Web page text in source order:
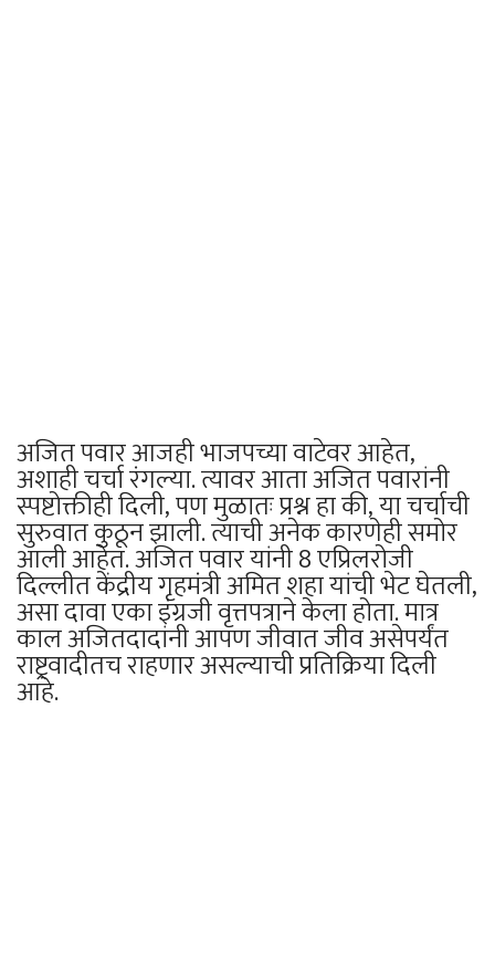
अजित पवार आजही भाजपच्या वाटेवर आहेत,
अशाही चर्चा रंगल्या. त्यावर आता अजित पवारांनी
स्पष्टोक्तीही दिली, पण मुळातः प्रश्न हा की, या चर्चाची
सुरुवात कुठून झाली. त्याची अनेक कारणेही समोर
आली आहेत. अजित पवार यांनी 8 एप्रिलरोजी
दिल्लीत केंद्रीय गृहमंत्री अमित शहा यांची भेट घेतली,
असा दावा एका इंग्रजी वृत्तपत्राने केला होता. मात्र
काल अजितदादांनी आपण जीवात जीव असेपर्यंत
राष्ट्रवादीतच राहणार असल्याची प्रतिक्रिया दिली
आहे.